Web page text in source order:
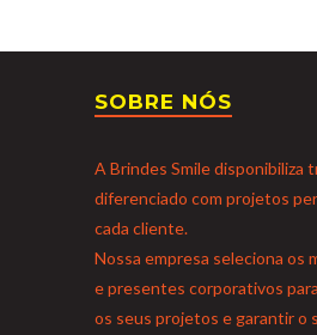
SOBRE NÓS
A Brindes Smile disponibiliza
diferenciado com projetos
cada cliente.
Nossa empresa seleciona os
e presentes corporativos
os seus projetos e garantir o